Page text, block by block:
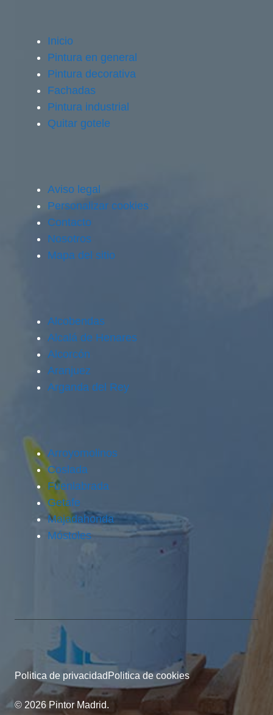
Inicio
Pintura en general
Pintura decorativa
Fachadas
Pintura industrial
Quitar gotele
Aviso legal
Personalizar cookies
Contacto
Nosotros
Mapa del sitio
Alcobendas
Alcalá de Henares
Alcorcón
Aranjuez
Arganda del Rey
Arroyomolinos
Coslada
Fuenlabrada
Getafe
Majadahonda
Móstoles
© 2026 Pintor Madrid.
Politica de privacidad Politica de cookies